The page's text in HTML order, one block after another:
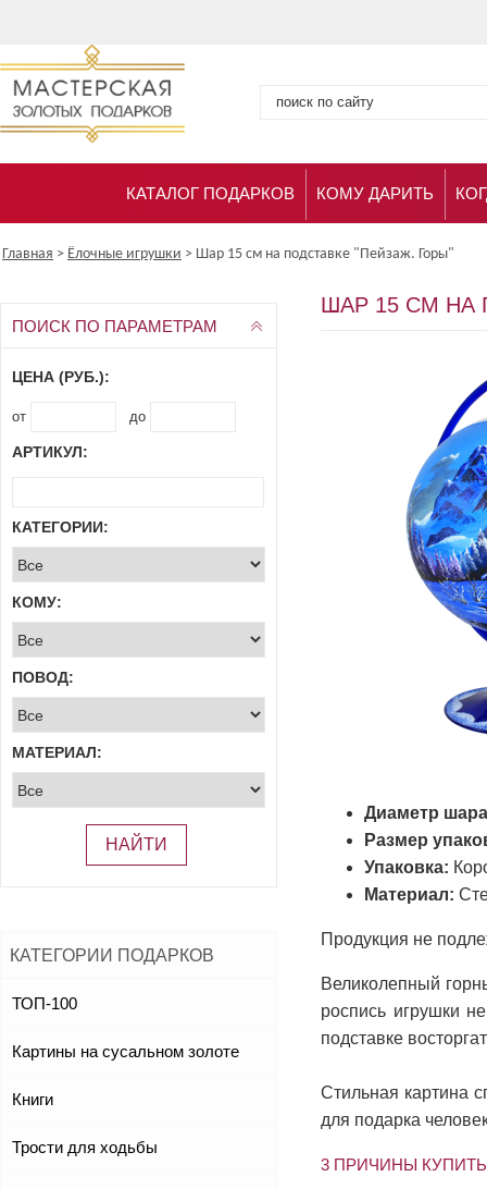
КАТАЛОГ ПОДАРКОВ КОМУ ДАРИТЬ
Главная > Ёлочные игрушки > Шар 15 см на подставке "Пейзаж. Горы"
ПОИСК ПО ПАРАМЕТРАМ
ЦЕНА (РУБ.):
от до
АРТИКУЛ:
КАТЕГОРИИ:
КОМУ:
ПОВОД:
МАТЕРИАЛ:
НАЙТИ
КАТЕГОРИИ ПОДАРКОВ
ТОП-100
Картины на сусальном золоте
Книги
Трости для ходьбы
ШАР 15 СМ НА
Диаметр
Размер
Упаковка:
Материал:
Продукция не
Великолепный
роспись игрушки
подставке
Стильная картина
для подарка
3 ПРИЧИНЫ